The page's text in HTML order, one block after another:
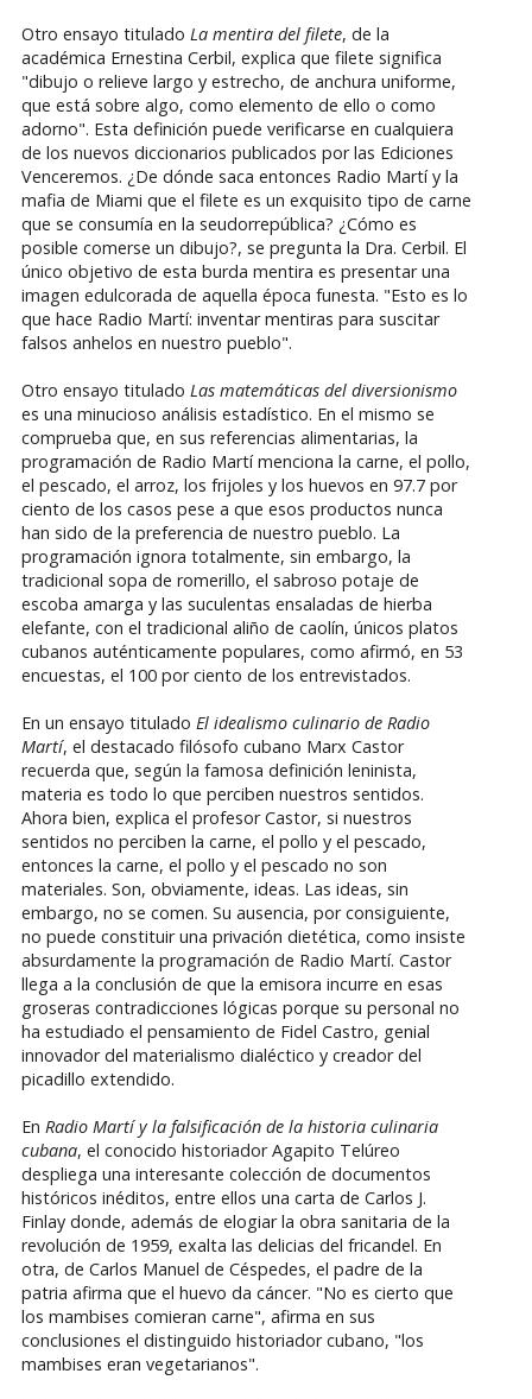
Otro ensayo titulado La mentira del filete, de la
académica Ernestina Cerbil, explica que filete significa
"dibujo o relieve largo y estrecho, de anchura uniforme,
que está sobre algo, como elemento de ello o como
adorno". Esta definición puede verificarse en cualquiera
de los nuevos diccionarios publicados por las Ediciones
Venceremos. ¿De dónde saca entonces Radio Martí y la
mafia de Miami que el filete es un exquisito tipo de carne
que se consumía en la seudorrepública? ¿Cómo es
posible comerse un dibujo?, se pregunta la Dra. Cerbil. El
único objetivo de esta burda mentira es presentar una
imagen edulcorada de aquella época funesta. "Esto es lo
que hace Radio Martí: inventar mentiras para suscitar
falsos anhelos en nuestro pueblo".
Otro ensayo titulado Las matemáticas del diversionismo
es una minucioso análisis estadístico. En el mismo se
comprueba que, en sus referencias alimentarias, la
programación de Radio Martí menciona la carne, el pollo,
el pescado, el arroz, los frijoles y los huevos en 97.7 por
ciento de los casos pese a que esos productos nunca
han sido de la preferencia de nuestro pueblo. La
programación ignora totalmente, sin embargo, la
tradicional sopa de romerillo, el sabroso potaje de
escoba amarga y las suculentas ensaladas de hierba
elefante, con el tradicional aliño de caolín, únicos platos
cubanos auténticamente populares, como afirmó, en 53
encuestas, el 100 por ciento de los entrevistados.
En un ensayo titulado El idealismo culinario de Radio
Martí, el destacado filósofo cubano Marx Castor
recuerda que, según la famosa definición leninista,
materia es todo lo que perciben nuestros sentidos.
Ahora bien, explica el profesor Castor, si nuestros
sentidos no perciben la carne, el pollo y el pescado,
entonces la carne, el pollo y el pescado no son
materiales. Son, obviamente, ideas. Las ideas, sin
embargo, no se comen. Su ausencia, por consiguiente,
no puede constituir una privación dietética, como insiste
absurdamente la programación de Radio Martí. Castor
llega a la conclusión de que la emisora incurre en esas
groseras contradicciones lógicas porque su personal no
ha estudiado el pensamiento de Fidel Castro, genial
innovador del materialismo dialéctico y creador del
picadillo extendido.
En Radio Martí y la falsificación de la historia culinaria
cubana, el conocido historiador Agapito Telúreo
despliega una interesante colección de documentos
históricos inéditos, entre ellos una carta de Carlos J.
Finlay donde, además de elogiar la obra sanitaria de la
revolución de 1959, exalta las delicias del fricandel. En
otra, de Carlos Manuel de Céspedes, el padre de la
patria afirma que el huevo da cáncer. "No es cierto que
los mambises comieran carne", afirma en sus
conclusiones el distinguido historiador cubano, "los
mambises eran vegetarianos".